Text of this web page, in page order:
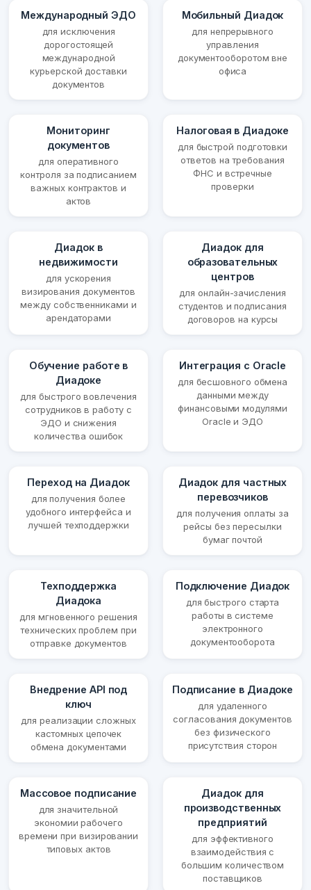
Международный ЭДО
для исключения
дорогостоящей
международной
курьерской доставки
документов
Мобильный Диадок
для непрерывного
управления
документооборотом вне
офиса
Мониторинг
документов
для оперативного
контроля за подписанием
важных контрактов и
актов
Налоговая в Диадоке
для быстрой подготовки
ответов на требования
ФНС и встречные
проверки
Диадок в
недвижимости
для ускорения
визирования документов
между собственниками и
арендаторами
Диадок для
образовательных
центров
для онлайн-зачисления
студентов и подписания
договоров на курсы
Обучение работе в
Диадоке
для быстрого вовлечения
сотрудников в работу с
ЭДО и снижения
количества ошибок
Интеграция с Oracle
для бесшовного обмена
данными между
финансовыми модулями
Oracle и ЭДО
Переход на Диадок
для получения более
удобного интерфейса и
лучшей техподдержки
Диадок для частных
перевозчиков
для получения оплаты за
рейсы без пересылки
бумаг почтой
Техподдержка
Диадока
для мгновенного решения
технических проблем при
отправке документов
Подключение Диадок
для быстрого старта
работы в системе
электронного
документооборота
Внедрение API под
ключ
для реализации сложных
кастомных цепочек
обмена документами
Подписание в Диадоке
для удаленного
согласования документов
без физического
присутствия сторон
Массовое подписание
для значительной
экономии рабочего
времени при визировании
типовых актов
Диадок для
производственных
предприятий
для эффективного
взаимодействия с
большим количеством
поставщиков